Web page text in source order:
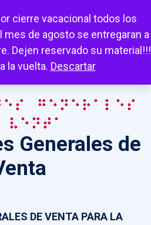
cierre vacacional todos los
mes de agosto se entregaran a
Dejen reservado su material!!!
la vuelta. Descartar
Favoritos Escuchar
Generales
Venta
Generales de
DE VENTA PARA LA